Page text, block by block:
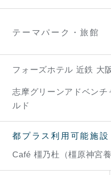
テーマパーク・旅館
フォーズホテル 近鉄 大
志摩グリーンアドベンチ
ルド
都プラス利用可能施設
Café 橿乃杜（橿原神宮養